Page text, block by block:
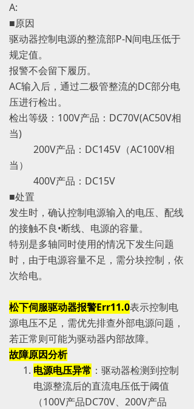
A:
■原因
驱动器控制电源的整流部P-N间电压低于
规定值。
报警不会留下履历。
AC输入后，通过二极管整流的DC部分电
压进行检出。
检出等级：100V产品：DC70V(AC50V相
当)
200V产品：DC145V（AC100V相
当）
400V产品：DC15V
■处置
发生时，确认控制电源输入的电压、配线
的接触不良•断线、电源的容量。
特别是多轴同时使用的情况下发生问题
时，由于电源容量不足，需分块控制，依
次给电。
松下伺服驱动器报警Err11.0表示控制电
源电压不足，需优先排查外部电源问题，
若正常则可能为驱动器内部故障。
故障原因分析
电源电压异常 ：驱动器检测到控制
电源整流后的直流电压低于阈值
（100V产品DC70V、200V产品